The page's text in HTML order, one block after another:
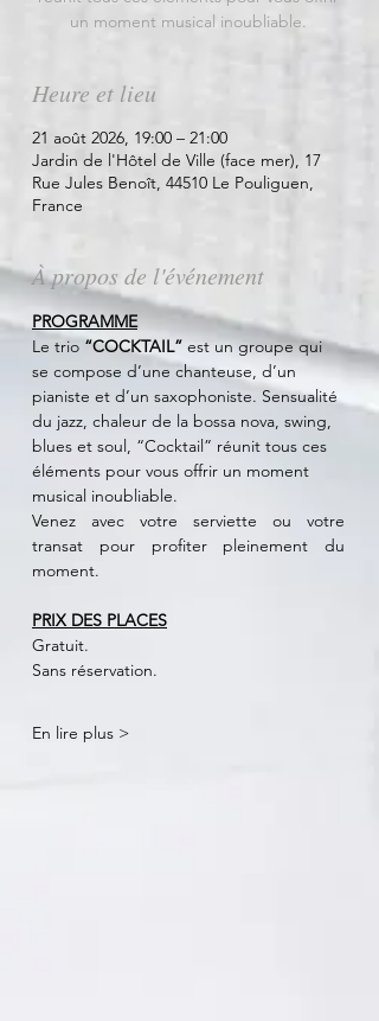
un moment musical inoubliable.
Heure et lieu
21 août 2026, 19:00 – 21:00
Jardin de l'Hôtel de Ville (face mer), 17
Rue Jules Benoît, 44510 Le Pouliguen,
France
À propos de l'événement
PROGRAMME
Le trio “COCKTAIL” est un groupe qui
se compose d’une chanteuse, d’un
pianiste et d’un saxophoniste. Sensualité
du jazz, chaleur de la bossa nova, swing,
blues et soul, “Cocktail” réunit tous ces
éléments pour vous offrir un moment
musical inoubliable.
Venez avec votre serviette ou votre
transat pour profiter pleinement du
moment.
PRIX DES PLACES
Gratuit.
Sans réservation.
En lire plus >